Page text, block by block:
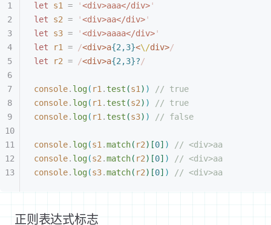
let s1 = '<div>aaa</div>'
let s2 = '<div>aa</div>'
let s3 = '<div>aaaa</div>'
let r1 = /<div>a{2,3}<\/div>/
let r2 = /<div>a{2,3}?/
console. log( r1 . test (s1 ) )
// true
console. log( r1 . test (s2) )
// true
console. log( r1 . test (s3) ) // false
console. log(s1 .match( r2) [0] )
// <div>aa
console. log(s2 .match( r2) [0] )
// <div>aa
console. log(s3.match( r2) [0] ) // <div>aa
正则表达式标志